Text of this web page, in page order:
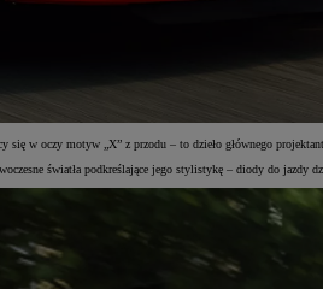
w oczy motyw „X” z przodu – to dzieło głównego
światła podkreślające jego stylistykę – diody do jazdy